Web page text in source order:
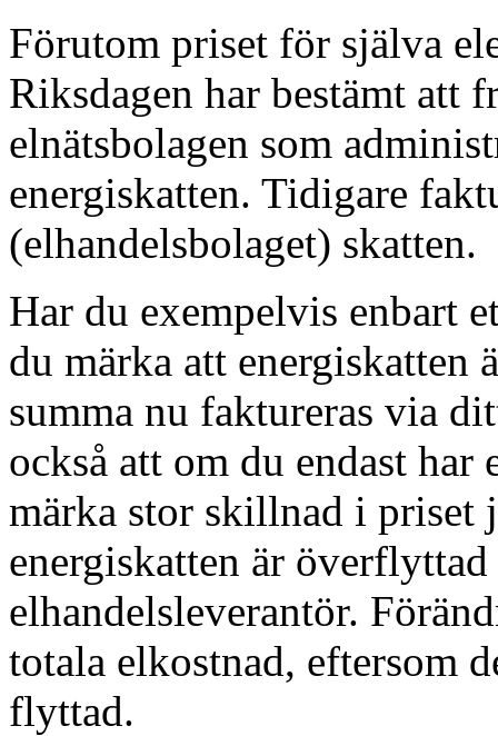
Förutom priset för själva
Riksdagen har bestämt att
elnätsbolagen som
energiskatten. Tidigare
(elhandelsbolaget) skatten.
Har du exempelvis enbart
du märka att energiskatten
summa nu faktureras via
också att om du endast har
märka stor skillnad i priset
energiskatten är
elhandelsleverantör.
totala elkostnad, eftersom
flyttad.